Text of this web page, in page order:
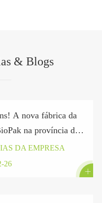
& Blogs
A nova fábrica da
na província de
oficialmente
DA EMPRESA
26
